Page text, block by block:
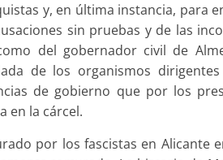
y, en última instancia, para
sin pruebas y de las
del gobernador civil de
de los organismos
de gobierno que por los
en la cárcel.
por los fascistas en Alicante